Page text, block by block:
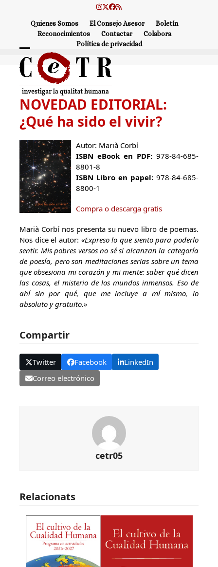
Instagram
Twitter
Facebook
RSS
Quienes Somos El Consejo Asesor
Boletín
Reconocimientos
Contactar
Colabora
Política de privacidad
Open
mobile
menu
Close
mobile
menu
NOVEDAD EDITORIAL:
¿Qué ha sido el vivir?
Autor: Marià Corbí
ISBN eBook en PDF: 978-84-685-
8801-8
ISBN Libro en papel: 978-84-685-
8800-1
Compra o descarga gratis
Marià Corbí nos presenta su nuevo libro de poemas.
Nos dice el autor: «Expreso lo que siento para poderlo
sentir. Mis pobres versos no sé si alcanzan la categoría
de poesía, pero son meditaciones serias sobre un tema
que obsesiona mi corazón y mi mente: saber qué dicen
las cosas, el misterio de los mundos inmensos. Eso de
ahí sin por qué, que me incluye a mí mismo, lo
absoluto y gratuito.»
Compartir
Twitter Facebook
LinkedIn
Correo electrónico
cetr05
Relacionats